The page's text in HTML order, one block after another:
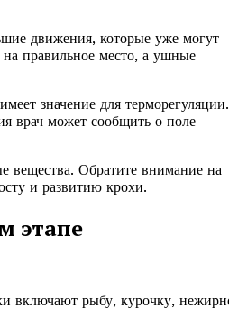
движения, которые уже могут
правильное место, а ушные
значение для терморегуляции.
врач может сообщить о поле
вещества. Обратите внимание на
и развитию крохи.
этапе
включают рыбу, курочку,